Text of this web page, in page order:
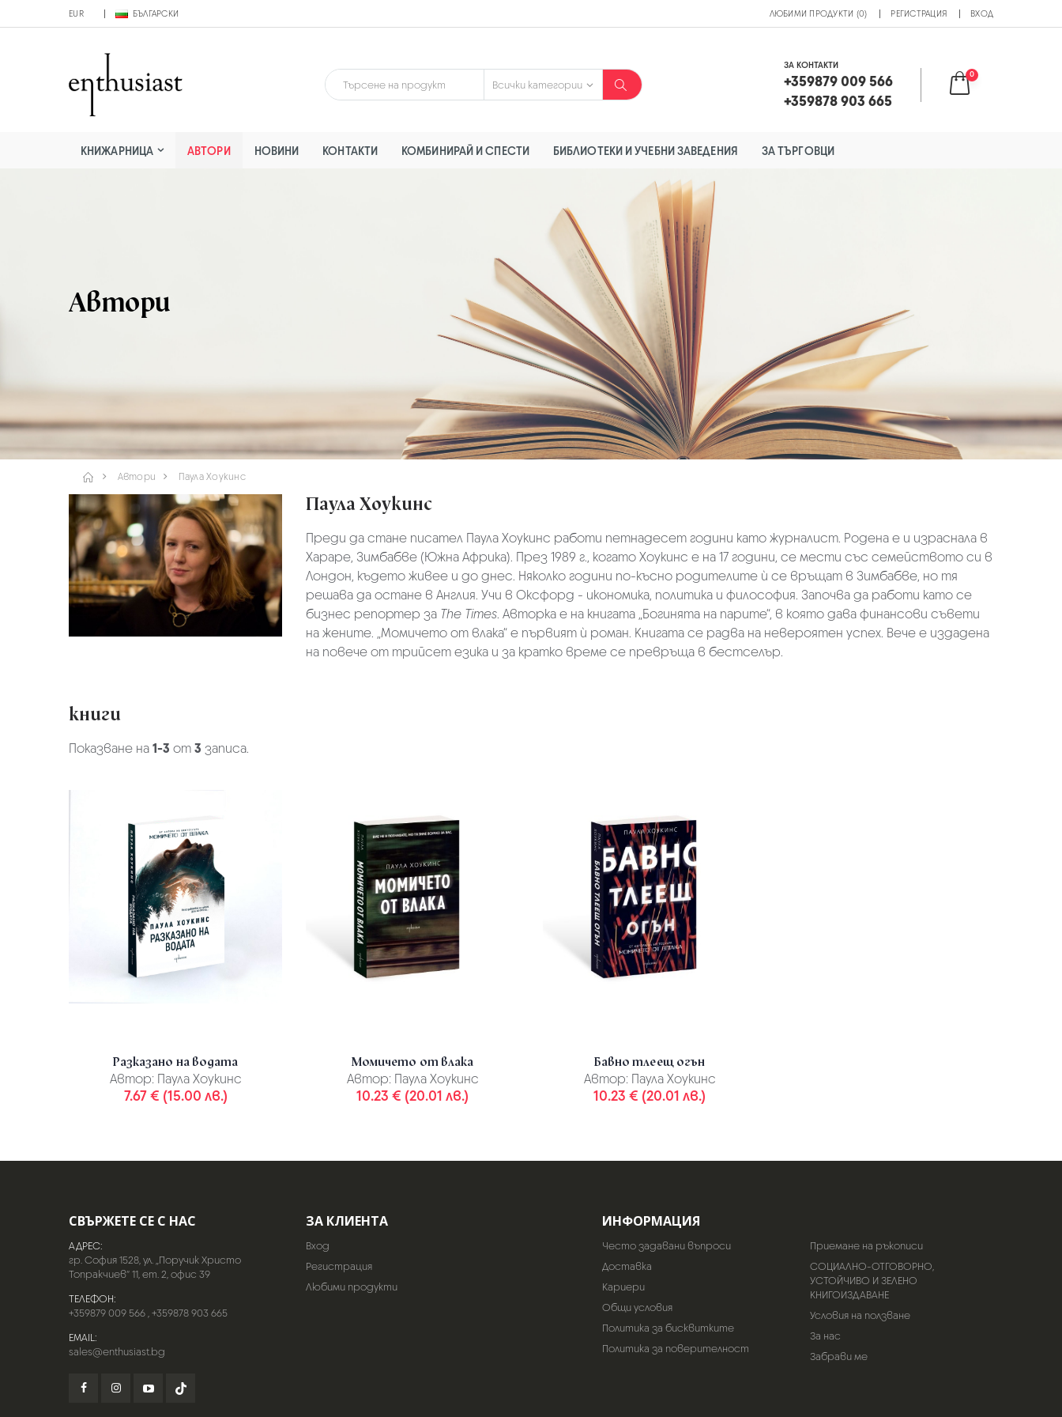
EUR БЪЛГАРСКИ ЛЮБИМИ ПРОДУКТИ (0) РЕГИСТРАЦИЯ ВХОД
ЗА КОНТАКТИ
+359879 009 566
+359878 903 665
0
КНИЖАРНИЦА АВТОРИ НОВИНИ КОНТАКТИ КОМБИНИРАЙ И СПЕСТИ БИБЛИОТЕКИ И УЧЕБНИ ЗАВЕДЕНИЯ ЗА ТЪРГОВЦИ
Автори
Автори Паула Хоукинс
Паула Хоукинс
Преди да стане писател Паула Хоукинс работи петнадесет години като журналист. Родена е и израснала в
Хараре, Зимбабве (Южна Африка). През 1989 г., когато Хоукинс е на 17 години, се мести със семейството си в
Лондон, където живее и до днес. Няколко години по-късно родителите ѝ се връщат в Зимбабве, но тя
решава да остане в Англия. Учи в Оксфорд - икономика, политика и философия. Започва да работи като се
бизнес репортер за The Times. Авторка е на книгата „Богинята на парите“, в която дава финансови съвети
на жените. „Момичето от влака“ е първият ѝ роман. Книгата се радва на невероятен успех. Вече е издадена
на повече от трийсет езика и за кратко време се превръща в бестселър.
книги
Показване на1-3 от3 записа.
Разказано на водата
Автор: Паула Хоукинс
7.67 € (15.00 лв.)
Момичето от влака
Автор: Паула Хоукинс
10.23 € (20.01 лв.)
Бавно тлеещ огън
Автор: Паула Хоукинс
10.23 € (20.01 лв.)
СВЪРЖЕТЕ СЕ С НАС
АДРЕС:
гр. София 1528, ул. „Поручик Христо
Топракчиев“ 11, ет. 2, офис 39
ТЕЛЕФОН:
+359879 009 566,+359878 903 665
EMAIL:
sales@enthusiast.bg
ЗА КЛИЕНТА
Вход
Регистрация
Любими продукти
ИНФОРМАЦИЯ
Често задавани въпроси
Доставка
Кариери
Общи условия
Политика за бисквитките
Политика за поверителност
Приемане на ръкописи
СОЦИАЛНО-ОТГОВОРНО,
УСТОЙЧИВО И ЗЕЛЕНО
КНИГОИЗДАВАНЕ
Условия на ползване
За нас
Забрави ме